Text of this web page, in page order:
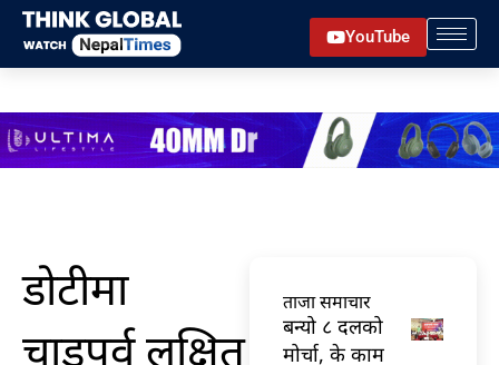
Skip
content
YouTube
डोटीमा
चाडपर्व लक्षित
ताजा समाचार
बन्यो ८ दलको
मोर्चा, के काम